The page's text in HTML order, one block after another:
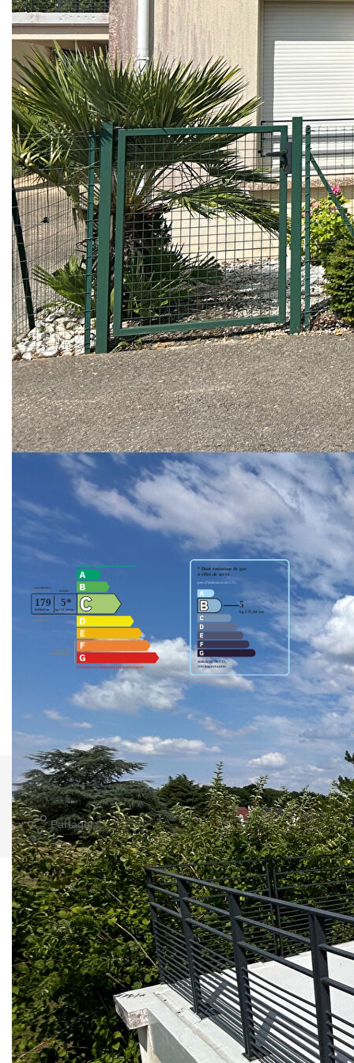
beau jardin de 213 m² sans vis vis et donnant sur un parc
au calme parfait pour le repas et les moments de détente,
un appartement de type trois pièces de 60 m² comprenant
entrée, séjour, cuisine, deux chambres, salle de bains, WC.
Une place de parking sous un carport et une en extérieure.
Idéalement situé à deux pas des commerces et proche
groupe scolaire.
Un bien complet, très agréable a vivre adaptée à une vie de
famille, à un couple ou à un investissement locatif.
montant de la taxe foncière : 796 €
possibilité de louer a : 1270 €
charge courante pour l'année 2025 : 869 €
Les charges sont toutes individuelles à prévoir en plus
(eau, chauffage, électricité, internet).
AGENCE LE GRAND CHÊNE GESTION ORSAY
ACHAT - VENTE - LOCATION - GESTION -
DEFISCALISATION
**Honoraires à la charge du vendeur
Nos honoraires Nous contacter
Diagnostics énergétiques
Montant estimé des dépenses annuelles d'énergie pour un
usage standard entre 700€ et 990€. Pour la date de
référence 01/01/2021.
Comparer ce
bien
Imprimer
Partager
Ce bien est soumis à un diagnostic ERP (État
des Risques et Pollutions). Pour en savoir plus,
rendez-vous surhttps://www.georisques.gouv.fr/
Caractéristiques détaillées